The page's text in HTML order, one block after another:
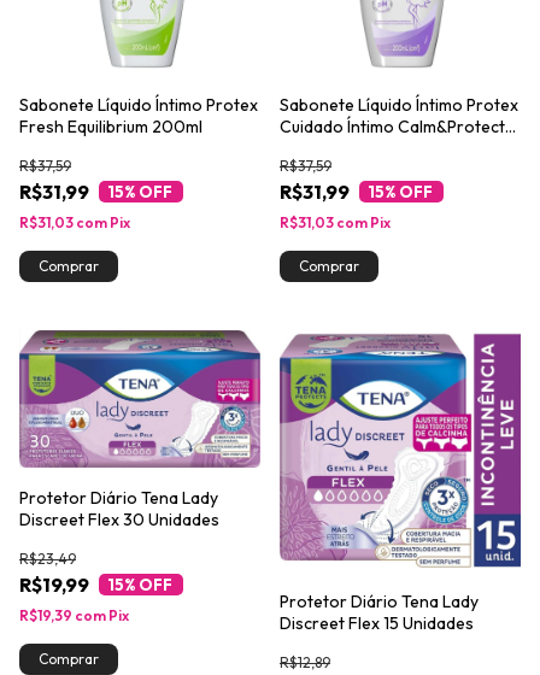
Sabonete Líquido Íntimo Protex
Fresh Equilibrium 200ml
R$31,99
R$37,59
15% OFF
R$31,03 com Pix
Sabonete Líquido Íntimo Protex
Cuidado Íntimo Calm&Protect
R$31,99
R$37,59
15% OFF
R$31,03 com Pix
Protetor Diário Tena Lady
Discreet Flex 30 Unidades
R$19,99
R$23,49
15% OFF
R$19,39 com Pix
Protetor Diário Tena Lady
Discreet Flex 15 Unidades
R$12,89